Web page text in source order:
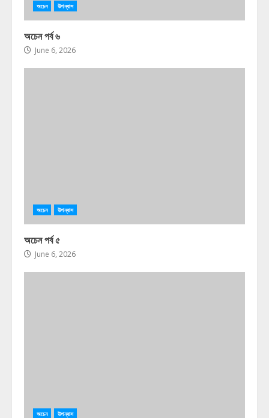
অচেন উপন্যাস
অচেন পর্ব ৬
June 6, 2026
অচেন উপন্যাস
অচেন পর্ব ৫
June 6, 2026
অচেন উপন্যাস